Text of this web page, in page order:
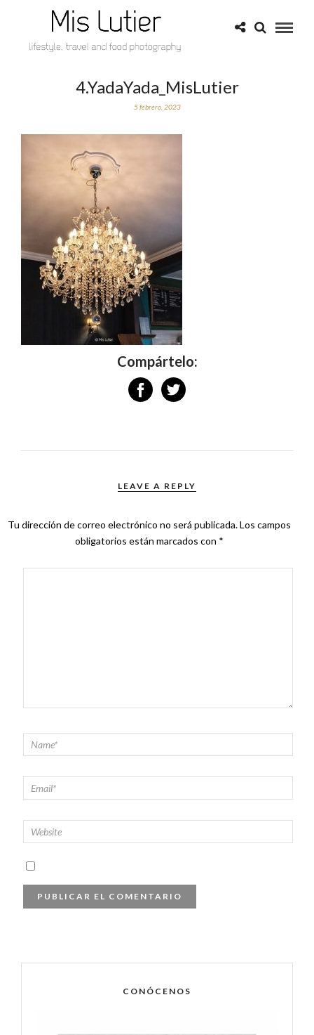
4.YadaYada_MisLutier
5 febrero, 2023
Compártelo:
LEAVE A REPLY
Tu dirección de correo electrónico no será publicada.Los campos
obligatorios están marcados con *
CONÓCENOS